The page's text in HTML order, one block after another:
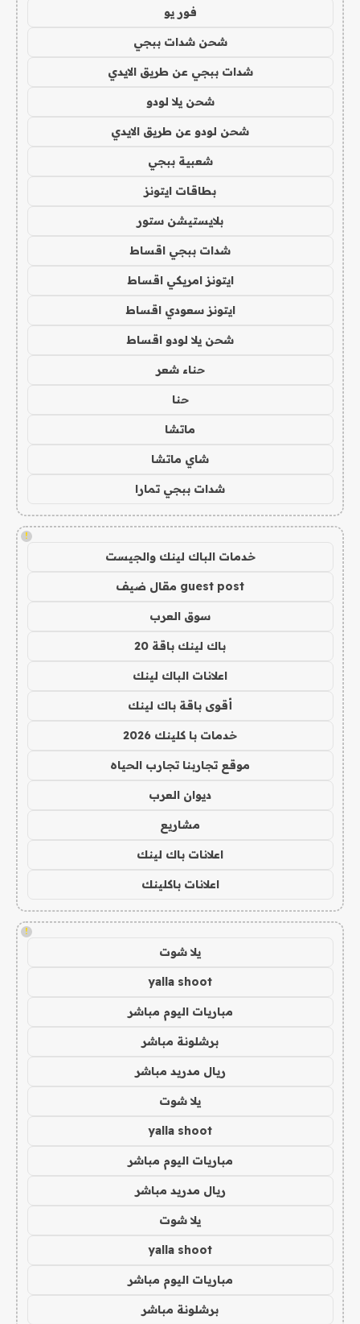
فور يو
شحن شدات ببجي
شدات ببجي عن طريق الايدي
شحن يلا لودو
شحن لودو عن طريق الايدي
شعبية ببجي
بطاقات ايتونز
بلايستيشن ستور
شدات ببجي اقساط
ايتونز امريكي اقساط
ايتونز سعودي اقساط
شحن يلا لودو اقساط
حناء شعر
حنا
ماتشا
شاي ماتشا
شدات ببجي تمارا
!
خدمات الباك لينك والجيست
guest post مقال ضيف
سوق العرب
باك لينك باقة 20
اعلانات الباك لينك
أقوى باقة باك لينك
خدمات با كلينك 2026
موقع تجاربنا تجارب الحياه
ديوان العرب
مشاريع
اعلانات باك لينك
اعلانات باكلينك
!
يلا شوت
yalla shoot
مباريات اليوم مباشر
برشلونة مباشر
ريال مدريد مباشر
يلا شوت
yalla shoot
مباريات اليوم مباشر
ريال مدريد مباشر
يلا شوت
yalla shoot
مباريات اليوم مباشر
برشلونة مباشر